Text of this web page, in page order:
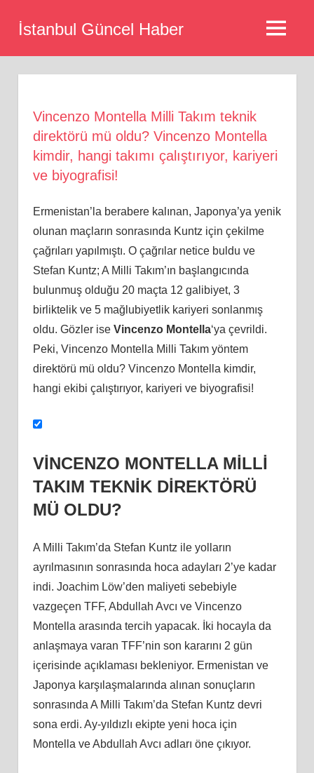
İstanbul Güncel Haber MENU
Vincenzo Montella Milli Takım teknik
direktörü mü oldu? Vincenzo Montella
kimdir, hangi takımı çalıştırıyor, kariyeri
ve biyografisi!
Ermenistan’la berabere kalınan, Japonya’ya yenik
olunan maçların sonrasında Kuntz için çekilme
çağrıları yapılmıştı. O çağrılar netice buldu ve
Stefan Kuntz; A Milli Takım’ın başlangıcında
bulunmuş olduğu 20 maçta 12 galibiyet, 3
birliktelik ve 5 mağlubiyetlik kariyeri sonlanmış
oldu. Gözler ise Vincenzo Montella‘ya çevrildi.
Peki, Vincenzo Montella Milli Takım yöntem
direktörü mü oldu? Vincenzo Montella kimdir,
hangi ekibi çalıştırıyor, kariyeri ve biyografisi!
VİNCENZO MONTELLA MİLLİ
TAKIM TEKNİK DİREKTÖRÜ
MÜ OLDU?
A Milli Takım’da Stefan Kuntz ile yolların
ayrılmasının sonrasında hoca adayları 2’ye kadar
indi. Joachim Löw’den maliyeti sebebiyle
vazgeçen TFF, Abdullah Avcı ve Vincenzo
Montella arasında tercih yapacak. İki hocayla da
anlaşmaya varan TFF’nin son kararını 2 gün
içerisinde açıklaması bekleniyor. Ermenistan ve
Japonya karşılaşmalarında alınan sonuçların
sonrasında A Milli Takım’da Stefan Kuntz devri
sona erdi. Ay-yıldızlı ekipte yeni hoca için
Montella ve Abdullah Avcı adları öne çıkıyor.